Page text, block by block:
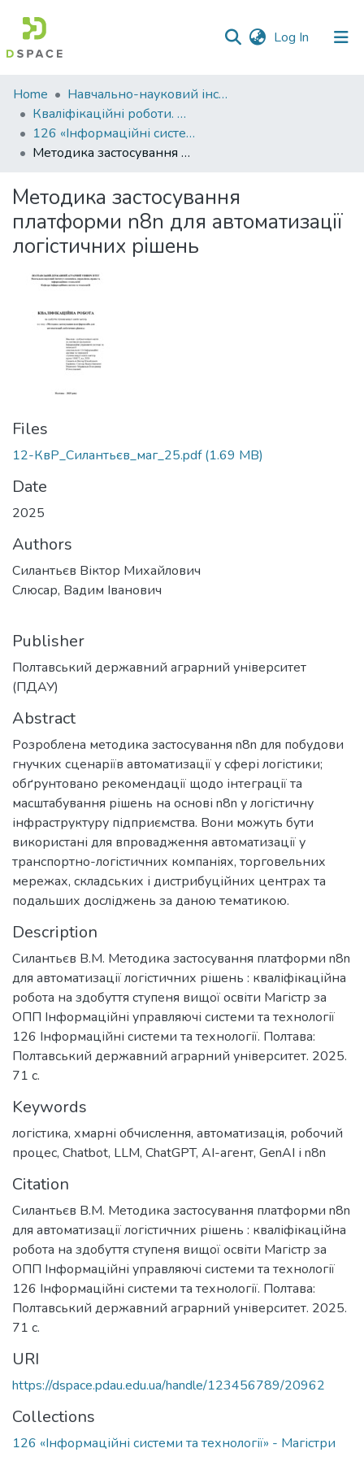
Log In (current)
Communities
&
Collections
All of DSpace
Statistics
Home
Навчально-науковий інститут економіки, управління, права та інформаційних технологій
Кваліфікаційні роботи. ННІ економіки, управління, права та ІТ
126 «Інформаційні системи та технології» - Магістри 2025-2026
Методика застосування платформи n8n для автоматизації логістичних рішень
Методика застосування
платформи n8n для автоматизації
логістичних рішень
Files
12-КвР_Силантьєв_маг_25.pdf(1.69 MB)
Date
2025
Authors
Силантьєв Віктор Михайлович
Слюсар, Вадим Іванович
Publisher
Полтавський державний аграрний університет
(ПДАУ)
Abstract
Розроблена методика застосування n8n для побудови
гнучких сценаріїв автоматизації у сфері логістики;
обґрунтовано рекомендації щодо інтеграції та
масштабування рішень на основі n8n у логістичну
інфраструктуру підприємства. Вони можуть бути
використані для впровадження автоматизації у
транспортно-логістичних компаніях, торговельних
мережах, складських і дистрибуційних центрах та
подальших досліджень за даною тематикою.
Description
Силантьєв В.М. Методика застосування платформи n8n
для автоматизації логістичних рішень : кваліфікаційна
робота на здобуття ступеня вищої освіти Магістр за
ОПП Інформаційні управляючі системи та технології
126 Інформаційні системи та технології. Полтава:
Полтавський державний аграрний університет. 2025.
71 с.
Keywords
логістика, хмарні обчислення, автоматизація, робочий
процес, Chatbot, LLM, ChatGPT, AI-агент, GenAI і n8n
Citation
Силантьєв В.М. Методика застосування платформи n8n
для автоматизації логістичних рішень : кваліфікаційна
робота на здобуття ступеня вищої освіти Магістр за
ОПП Інформаційні управляючі системи та технології
126 Інформаційні системи та технології. Полтава:
Полтавський державний аграрний університет. 2025.
71 с.
URI
https://dspace.pdau.edu.ua/handle/123456789/20962
Collections
126 «Інформаційні системи та технології» - Магістри